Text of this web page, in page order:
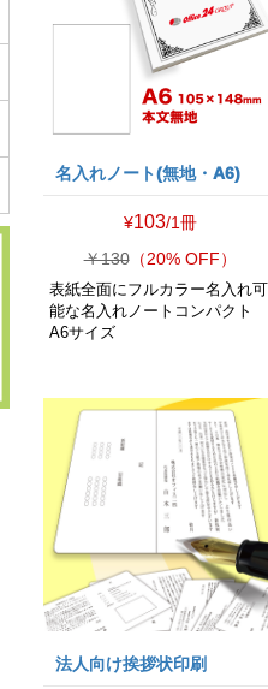
名入れノート(無地・A6)
¥103/1冊
￥130（20% OFF）
表紙全面にフルカラー名入れ可
能な名入れノートコンパクト
A6サイズ
法人向け挨拶状印刷